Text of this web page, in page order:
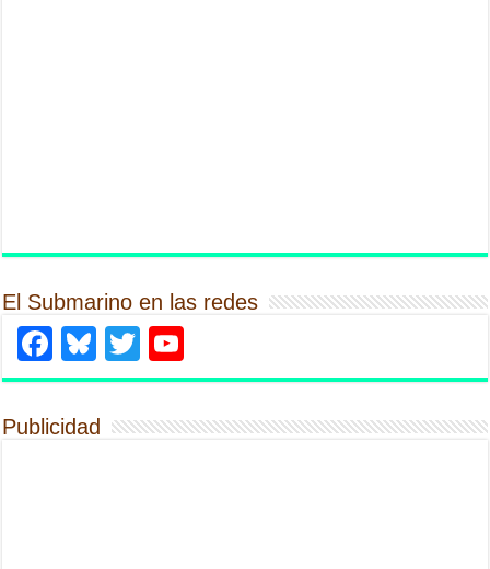
El Submarino en las redes
Facebook
Bluesky
Twitter
Publicidad